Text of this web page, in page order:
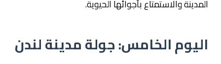
المدينة والاستمتاع بأجوائها الحيوية.
اليوم الخامس: جولة مدينة لندن